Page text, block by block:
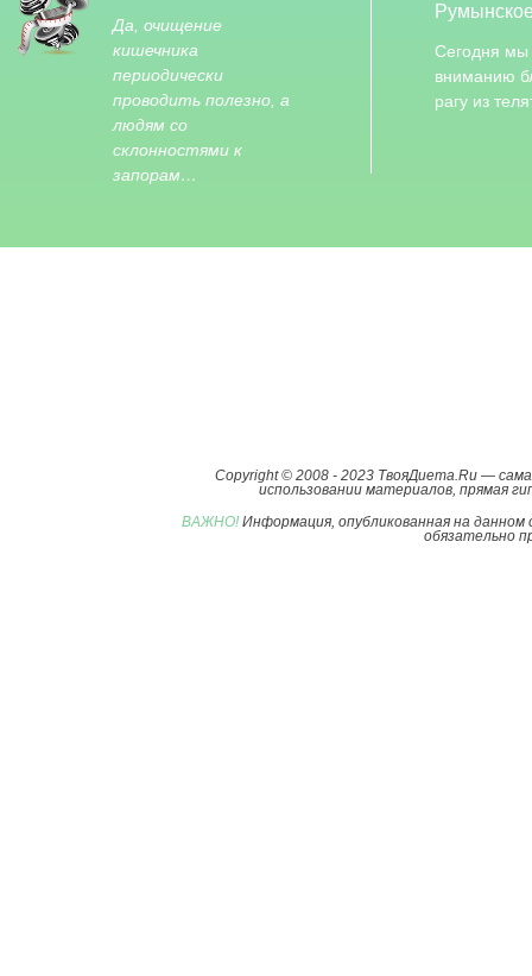
Да, очищение
кишечника
периодически
проводить полезно, а
людям со
склонностями к
запорам…
Сегодня
вниманию
рагу из
Copyright © 2008 - 2023 ТвояДиета.Ru —
использовании материалов, прямая
ВАЖНО! Информация, опубликованная на
обязательно